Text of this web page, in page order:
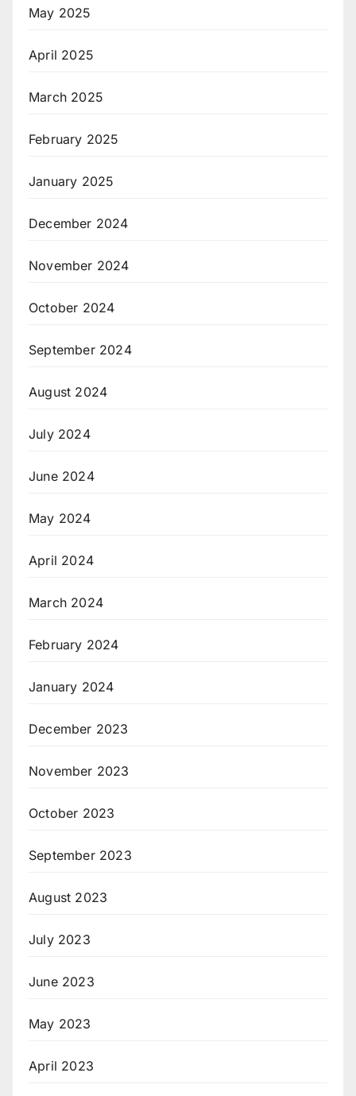
May 2025
April 2025
March 2025
February 2025
January 2025
December 2024
November 2024
October 2024
September 2024
August 2024
July 2024
June 2024
May 2024
April 2024
March 2024
February 2024
January 2024
December 2023
November 2023
October 2023
September 2023
August 2023
July 2023
June 2023
May 2023
April 2023